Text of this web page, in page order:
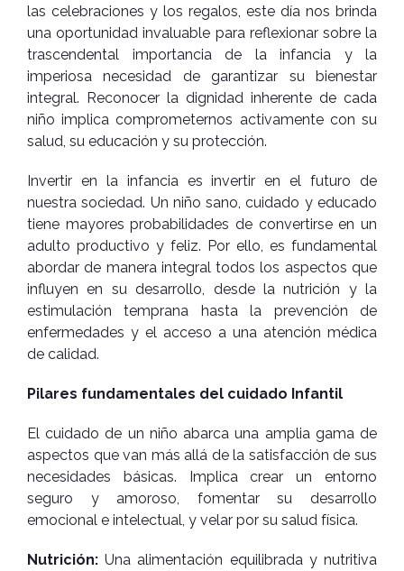
las celebraciones y los regalos, este día nos brinda
una oportunidad invaluable para reflexionar sobre la
trascendental importancia de la infancia y la
imperiosa necesidad de garantizar su bienestar
integral. Reconocer la dignidad inherente de cada
niño implica comprometernos activamente con su
salud, su educación y su protección.
Invertir en la infancia es invertir en el futuro de
nuestra sociedad. Un niño sano, cuidado y educado
tiene mayores probabilidades de convertirse en un
adulto productivo y feliz. Por ello, es fundamental
abordar de manera integral todos los aspectos que
influyen en su desarrollo, desde la nutrición y la
estimulación temprana hasta la prevención de
enfermedades y el acceso a una atención médica
de calidad.
Pilares fundamentales del cuidado Infantil
El cuidado de un niño abarca una amplia gama de
aspectos que van más allá de la satisfacción de sus
necesidades básicas. Implica crear un entorno
seguro y amoroso, fomentar su desarrollo
emocional e intelectual, y velar por su salud física.
Nutrición: Una alimentación equilibrada y nutritiva